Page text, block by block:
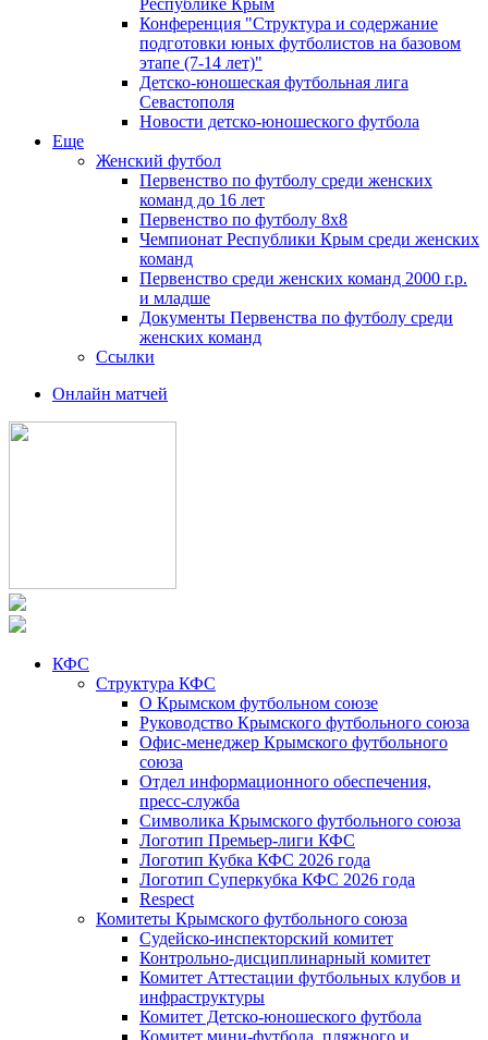
Республике Крым
Конференция "Структура и содержание
подготовки юных футболистов на базовом
этапе (7-14 лет)"
Детско-юношеская футбольная лига
Севастополя
Новости детско-юношеского футбола
Еще
Женский футбол
Первенство по футболу среди женских
команд до 16 лет
Первенство по футболу 8х8
Чемпионат Республики Крым среди женских
команд
Первенство среди женских команд 2000 г.р.
и младше
Документы Первенства по футболу среди
женских команд
Ссылки
Онлайн матчей
КФС
Структура КФС
О Крымском футбольном союзе
Руководство Крымского футбольного союза
Офис-менеджер Крымского футбольного
союза
Отдел информационного обеспечения,
пресс-служба
Символика Крымского футбольного союза
Логотип Премьер-лиги КФС
Логотип Кубка КФС 2026 года
Логотип Суперкубка КФС 2026 года
Respect
Комитеты Крымского футбольного союза
Судейско-инспекторский комитет
Контрольно-дисциплинарный комитет
Комитет Аттестации футбольных клубов и
инфраструктуры
Комитет Детско-юношеского футбола
Комитет мини-футбола, пляжного и